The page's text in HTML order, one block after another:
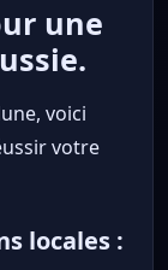
une
voici
votre
locales :